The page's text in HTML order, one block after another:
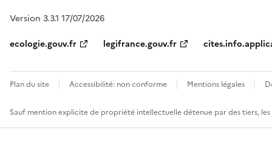
Version 3.3.1 17/07/2026
ecologie.gouv.fr
legifrance.gouv.fr
Plan du site Accessibilité: non conforme Mentions légales
Sauf mention explicite de propriété intellectuelle détenue par des tiers,